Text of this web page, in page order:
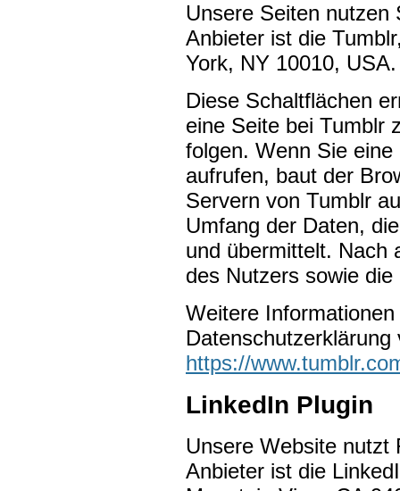
Unsere Seiten nutzen
Anbieter ist die
York, NY 10010, USA.
Diese Schaltflächen
eine Seite bei Tumblr
folgen. Wenn Sie
aufrufen, baut der
Servern von Tumblr
Umfang der Daten,
und übermittelt. Nach
des Nutzers sowie
Weitere
https://
LinkedIn Plugin
Unsere Website nutzt
Anbieter ist die